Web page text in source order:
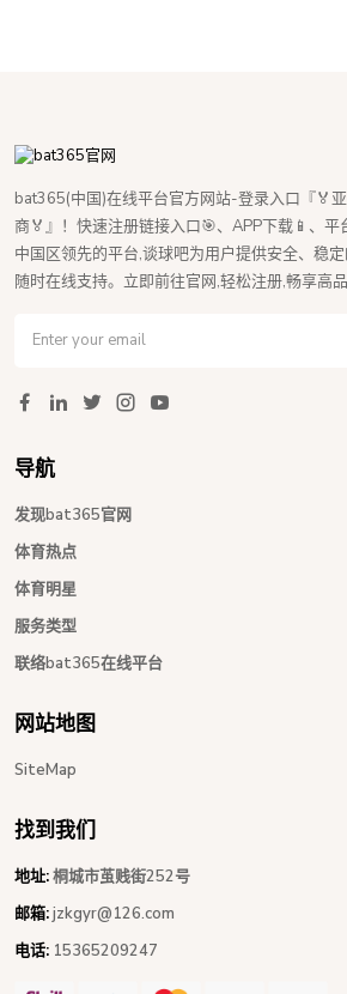
bat365(中国)在线平台官方网站-登录入口『🏅
商🏅』！快速注册链接入口🎯、APP下载📱、平
中国区领先的平台,谈球吧为用户提供安全、稳
随时在线支持。立即前往官网,轻松注册,畅享高品
导航
发现bat365官网
体育热点
体育明星
服务类型
联络bat365在线平台
网站地图
SiteMap
找到我们
地址:桐城市茧贱街252号
邮箱:jzkgyr@126.com
电话: 15365209247